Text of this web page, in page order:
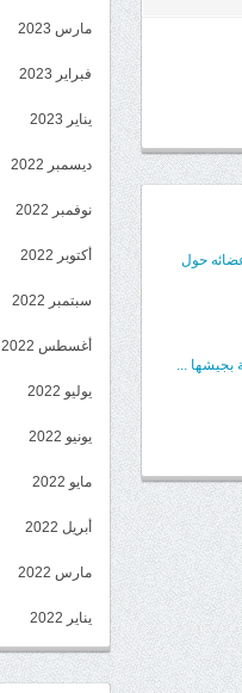
حول
بجيشها ...
مارس 2023
فبراير 2023
يناير 2023
ديسمبر 2022
نوفمبر 2022
أكتوبر 2022
سبتمبر 2022
أغسطس 2022
يوليو 2022
يونيو 2022
مايو 2022
أبريل 2022
مارس 2022
يناير 2022